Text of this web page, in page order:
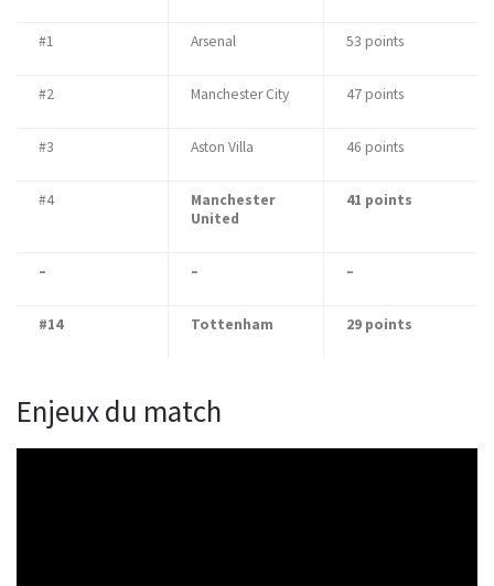
#1 Arsenal 53 points
#2 Manchester City 47 points
#3 Aston Villa 46 points
#4
Manchester
United
41 points
– – –
#14 Tottenham 29 points
Enjeux du match